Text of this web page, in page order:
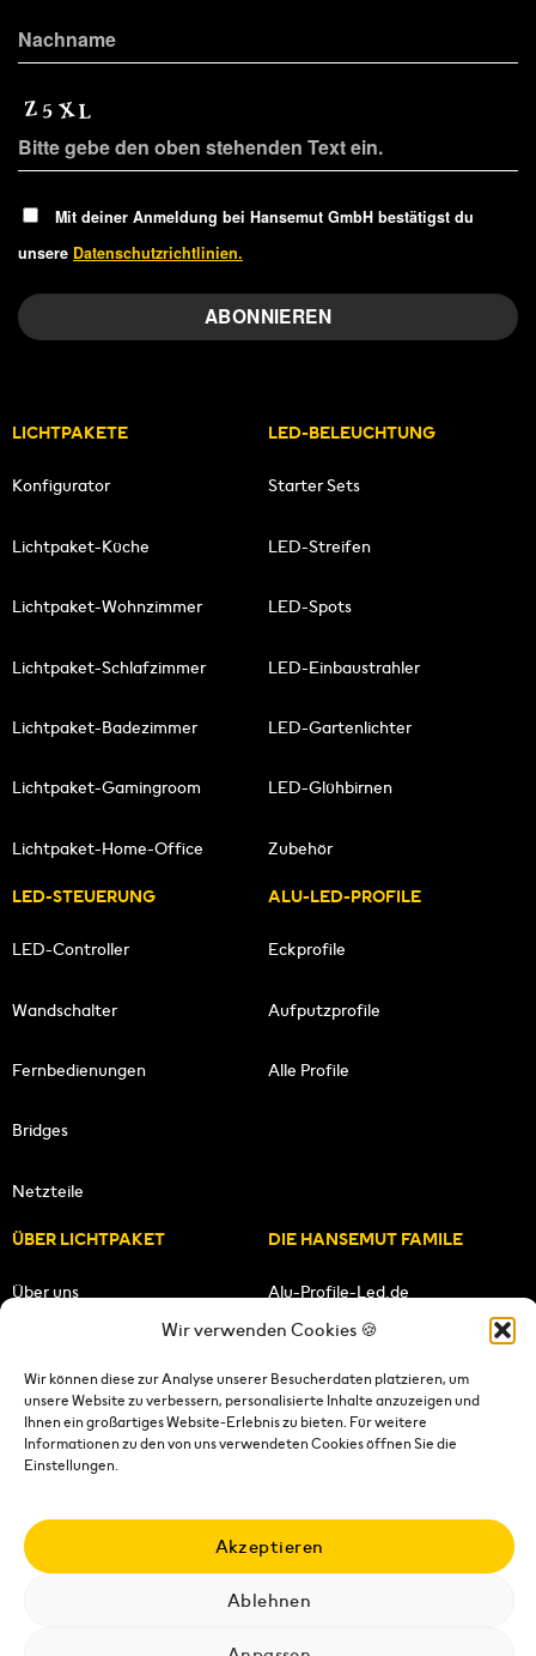
Wir verwenden Cookies 🍪
Wir können diese zur Analyse unserer Besucherdaten platzieren, um
unsere Website zu verbessern, personalisierte Inhalte anzuzeigen und
Ihnen ein großartiges Website-Erlebnis zu bieten. Für weitere
Informationen zu den von uns verwendeten Cookies öffnen Sie die
Einstellungen.
Akzeptieren
Ablehnen
Mit deiner Anmeldung bei Hansemut GmbH bestätigst du
unsere Datenschutzrichtlinien.
LICHTPAKETE
Konfigurator
Lichtpaket-Küche
Lichtpaket-Wohnzimmer
Lichtpaket-Schlafzimmer
Lichtpaket-Badezimmer
Lichtpaket-Gamingroom
Lichtpaket-Home-Office
LED-BELEUCHTUNG
Starter Sets
LED-Streifen
LED-Spots
LED-Einbaustrahler
LED-Gartenlichter
LED-Glühbirnen
Zubehör
LED-STEUERUNG
LED-Controller
Wandschalter
Fernbedienungen
Bridges
Netzteile
ALU-LED-PROFILE
Eckprofile
Aufputzprofile
Alle Profile
ÜBER LICHTPAKET
Über uns
Unser Team
DIE HANSEMUT FAMILE
Alu-Profile-Led.de
Lichtpaket.de
Datenschutzerklärung|Wiederrufsrecht